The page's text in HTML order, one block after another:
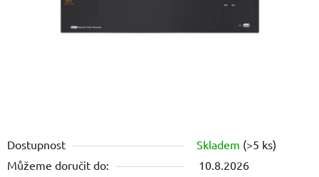
Dostupnost Skladem (>5 ks)
Můžeme doručit do:
10.8.2026